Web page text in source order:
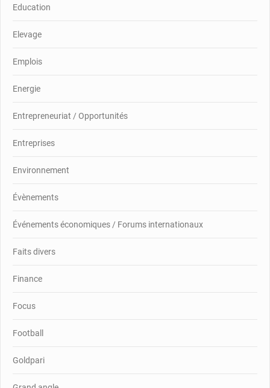
Education
Elevage
Emplois
Energie
Entrepreneuriat / Opportunités
Entreprises
Environnement
Évènements
Événements économiques / Forums internationaux
Faits divers
Finance
Focus
Football
Goldpari